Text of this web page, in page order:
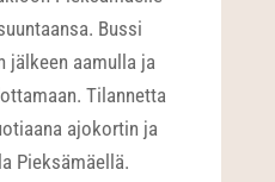
Bussi
jälkeen aamulla ja
Tilannetta
ajokortin ja
Pieksämäellä.